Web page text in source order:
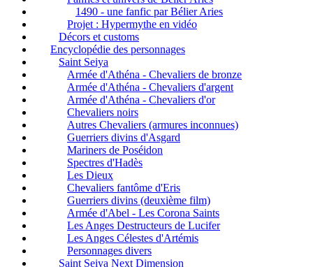
1490 - une fanfic par Bélier Aries
Projet : Hypermythe en vidéo
Décors et customs
Encyclopédie des personnages
Saint Seiya
Armée d'Athéna - Chevaliers de bronze
Armée d'Athéna - Chevaliers d'argent
Armée d'Athéna - Chevaliers d'or
Chevaliers noirs
Autres Chevaliers (armures inconnues)
Guerriers divins d'Asgard
Mariners de Poséidon
Spectres d'Hadès
Les Dieux
Chevaliers fantôme d'Eris
Guerriers divins (deuxième film)
Armée d'Abel - Les Corona Saints
Les Anges Destructeurs de Lucifer
Les Anges Célestes d'Artémis
Personnages divers
Saint Seiya Next Dimension